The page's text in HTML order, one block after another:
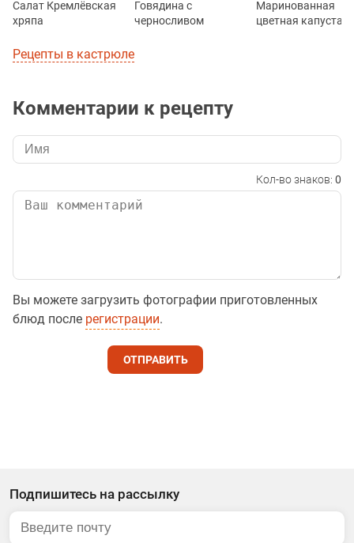
Салат Кремлёвская
хряпа
Говядина с
черносливом
Маринованная
цветная капуста
Рецепты в кастрюле
Комментарии к рецепту
Кол-во знаков: 0
Вы можете загрузить фотографии приготовленных
блюд после регистрации.
ОТПРАВИТЬ
Подпишитесь на рассылку